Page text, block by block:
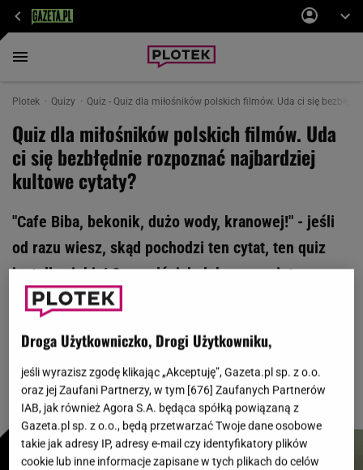
Plotek Quizy Quiz - Quiz dla miłośników polskich filmów. Uda ci się
Quiz dla miłośników polskich filmów. Uda
ci się bezbłędnie rozpoznać najbardziej
kultowe cytaty?
"Cafe Biba, bekonik, dużo wody, kranowej!" - jeśli
od razu wiesz, skąd pochodzi ten cytat, ten quiz
jest dla ciebie! Sprawdź, jak dobrze pamiętasz
teksty z kultowych polskich filmów. Komplet
dzieła!
Droga Użytkowniczko, Drogi Użytkowniku,
jeśli wyrazisz zgodę klikając „Akceptuję”, Gazeta.pl sp. z o.o.
oraz jej Zaufani Partnerzy, w tym [676] Zaufanych Partnerów
IAB, jak również Agora S.A. będąca spółką powiązaną z
Gazeta.pl sp. z o.o., będą przetwarzać Twoje dane osobowe
takie jak adresy IP, adresy e-mail czy identyfikatory plików
cookie lub inne informacje zapisane w tych plikach do celów